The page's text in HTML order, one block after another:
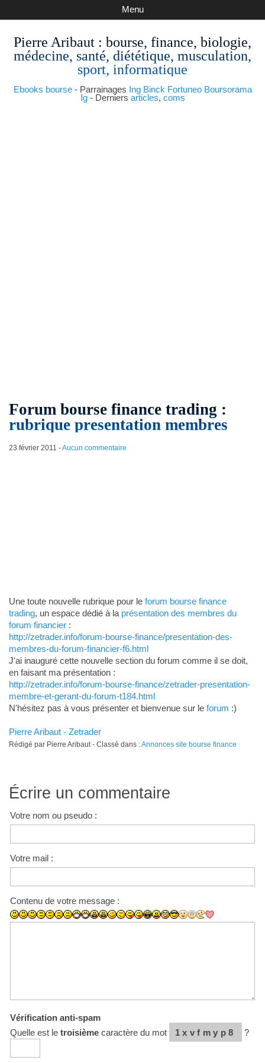
Pierre Aribaut : bourse, finance, biologie,
médecine, santé, diététique, musculation,
sport, informatique
Ebooks bourse- Parrainages Ing Binck Fortuneo Boursorama
Ig- Derniers articles, coms
Menu
Forum bourse finance trading :
rubrique presentation membres
23 février 2011 -Aucun commentaire
Une toute nouvelle rubrique pour le forum bourse finance
trading, un espace dédié à la présentation des membres du
forum financier:
http://zetrader.info/forum-bourse-finance/presentation-des-
membres-du-forum-financier-f6.html
J'ai inauguré cette nouvelle section du forum comme il se doit,
en faisant ma présentation :
http://zetrader.info/forum-bourse-finance/zetrader-presentation-
membre-et-gerant-du-forum-t184.html
N'hésitez pas à vous présenter et bienvenue sur le forum :)
Pierre Aribaut - Zetrader
Rédigé par Pierre Aribaut - Classé dans :Annonces site bourse finance
Écrire un commentaire
Votre nom ou pseudo :
Votre mail :
Contenu de votre message :
Vérification anti-spam
Quelle est le troisièmecaractère du mot 1xvfmyp8 ?